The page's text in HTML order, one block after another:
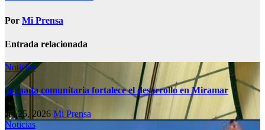
Por Mi Prensa
Entrada relacionada
Noticias
Jornada comunitaria fortalece el desarrollo en Miramar
Jul 25, 2026 Mi Prensa
Noticias